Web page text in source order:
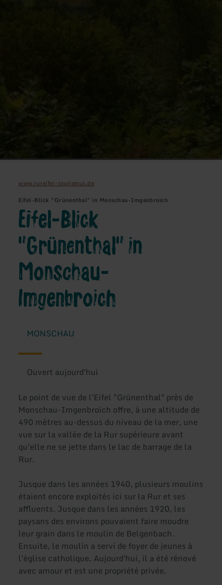
www.rureifel-tourismus.de
Eifel-Blick "Grünenthal" in Monschau-Imgenbroich
Eifel-Blick
"Grünenthal" in
Monschau-
Imgenbroich
MONSCHAU
Ouvert aujourd'hui
Le point de vue de l'Eifel "Grünenthal" près de
Monschau-Imgenbroich offre, à une altitude de
490 mètres au-dessus du niveau de la mer, une
vue sur la vallée de la Rur supérieure avant
qu'elle ne se jette dans le lac de barrage de la
Rur.
Jusque dans les années 1940, plusieurs moulins
étaient encore exploités ici sur la Rur et ses
affluents. Jusque dans les années 1920, les
paysans des environs pouvaient faire moudre
leur grain dans le moulin de Belgenbach.
Ensuite, le moulin a servi de foyer de jeunes à
l'église catholique. Aujourd'hui, il a été rénové
avec amour et est une propriété privée.